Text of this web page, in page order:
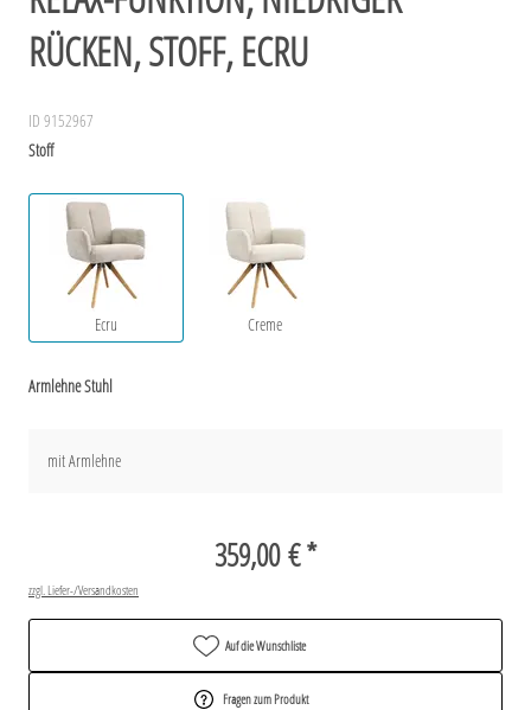
RÜCKEN, STOFF, ECRU
ID 9152967
Stoff
Ecru Creme
Armlehne Stuhl
mit Armlehne
359,00 € *
zzgl. Liefer-/Versandkosten
Auf die Wunschliste
Fragen zum Produkt